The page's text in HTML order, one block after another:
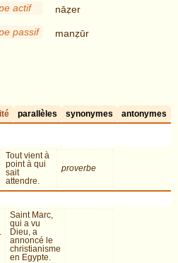
actif nāẓer
passif manẓūr
parallèles synonymes
antonymes
Tout vient à
point à qui
sait
attendre.
proverbe
Saint Marc,
qui a vu
Dieu, a
annoncé le
christianisme
en Egypte.